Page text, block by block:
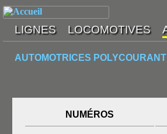
AUTOMOTRICES POLYCOURANT
NUMÉROS